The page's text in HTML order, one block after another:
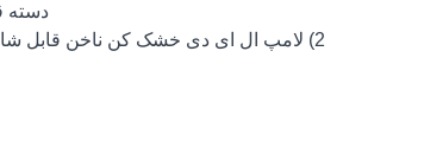
دسته